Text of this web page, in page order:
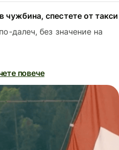
чужбина, спестете от такси
далеч, без значение на
повече